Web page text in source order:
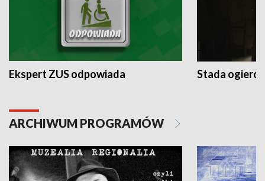
Ekspert ZUS odpowiada Stada
ARCHIWUM PROGRAMÓW